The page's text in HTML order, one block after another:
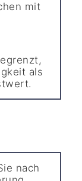
mit
als
nach